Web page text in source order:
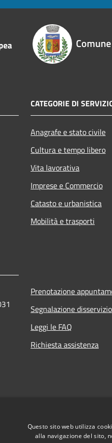
CATEGORIE DI
Anagrafe e stato civile
Cultura e tempo libero
Vita lavorativa
Imprese e Commercio
Catasto e urbanistica
Mobilità e trasporti
Prenotazione
Segnalazione disservizio
Leggi le FAQ
Richiesta assistenza
Questo sito web utilizza
alla navigazione del sito,